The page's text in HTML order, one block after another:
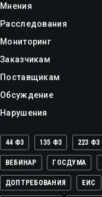
Мнения
Расследования
Мониторинг
Заказчикам
Поставщикам
Обсуждение
Нарушения
44 ФЗ 135 ФЗ 223 ФЗ
ВЕБИНАР ГОСДУМА
ДОПТРЕБОВАНИЯ ЕИС